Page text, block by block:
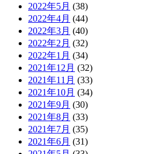
2022年5月 (38)
2022年4月 (44)
2022年3月 (40)
2022年2月 (32)
2022年1月 (34)
2021年12月 (32)
2021年11月 (33)
2021年10月 (34)
2021年9月 (30)
2021年8月 (33)
2021年7月 (35)
2021年6月 (31)